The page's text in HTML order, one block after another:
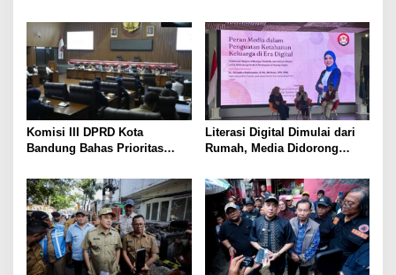
Dini Thalasemia
Komisi III DPRD Kota
Bandung Bahas Prioritas
Operasional Damkar, BRT,
hingga Keamanan Siber
Literasi Digital Dimulai dari
Rumah, Media Didorong